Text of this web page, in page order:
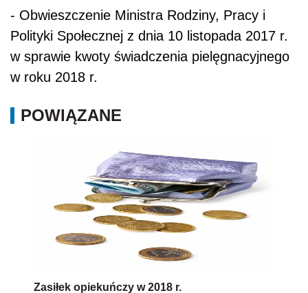
- Obwieszczenie Ministra Rodziny, Pracy i
Polityki Społecznej z dnia 10 listopada 2017 r.
w sprawie kwoty świadczenia pielęgnacyjnego
w roku 2018 r.
POWIĄZANE
Zasiłek opiekuńczy w 2018 r.